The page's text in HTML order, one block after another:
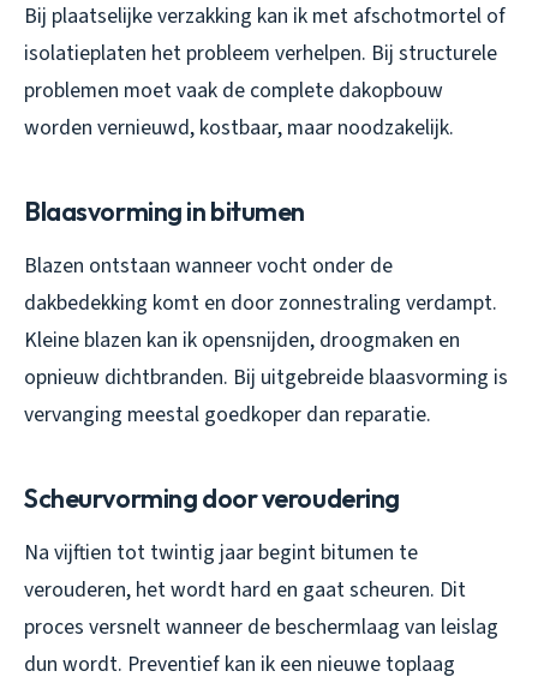
Bij plaatselijke verzakking kan ik met afschotmortel of
isolatieplaten het probleem verhelpen. Bij structurele
problemen moet vaak de complete dakopbouw
worden vernieuwd, kostbaar, maar noodzakelijk.
Blaasvorming in bitumen
Blazen ontstaan wanneer vocht onder de
dakbedekking komt en door zonnestraling verdampt.
Kleine blazen kan ik opensnijden, droogmaken en
opnieuw dichtbranden. Bij uitgebreide blaasvorming is
vervanging meestal goedkoper dan reparatie.
Scheurvorming door veroudering
Na vijftien tot twintig jaar begint bitumen te
verouderen, het wordt hard en gaat scheuren. Dit
proces versnelt wanneer de beschermlaag van leislag
dun wordt. Preventief kan ik een nieuwe toplaag